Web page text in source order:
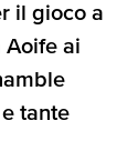
il gioco a
Aoife ai
tante